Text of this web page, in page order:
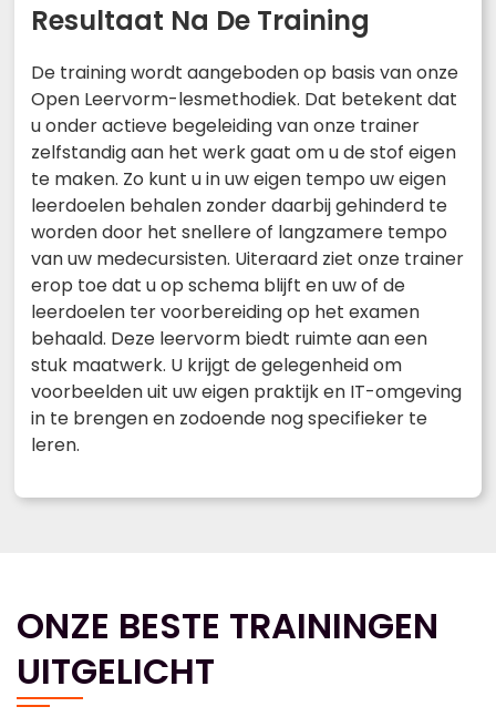
Resultaat Na De Training
De training wordt aangeboden op basis van onze
Open Leervorm-lesmethodiek. Dat betekent dat
u onder actieve begeleiding van onze trainer
zelfstandig aan het werk gaat om u de stof eigen
te maken. Zo kunt u in uw eigen tempo uw eigen
leerdoelen behalen zonder daarbij gehinderd te
worden door het snellere of langzamere tempo
van uw medecursisten. Uiteraard ziet onze trainer
erop toe dat u op schema blijft en uw of de
leerdoelen ter voorbereiding op het examen
behaald. Deze leervorm biedt ruimte aan een
stuk maatwerk. U krijgt de gelegenheid om
voorbeelden uit uw eigen praktijk en IT-omgeving
in te brengen en zodoende nog specifieker te
leren.
ONZE BESTE TRAININGEN
UITGELICHT